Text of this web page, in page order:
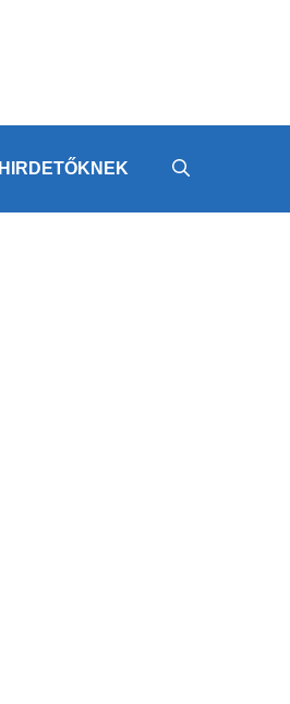
HIRDETŐKNEK